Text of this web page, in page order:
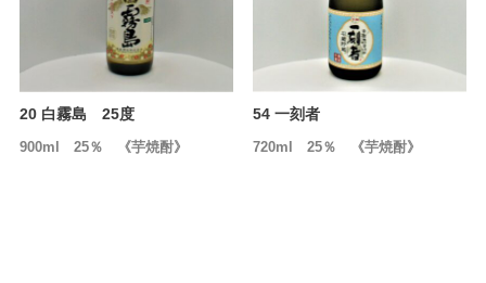
20 白霧島 25度
900ml 25％ 《芋焼酎》
54 一刻者
720ml 25％ 《芋焼酎》